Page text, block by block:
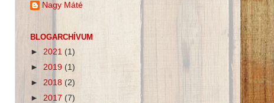
Nagy Máté
BLOGARCHÍVUM
► 2021 (1)
► 2019 (1)
► 2018 (2)
► 2017 (7)